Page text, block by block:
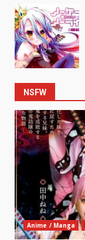
NSFW
Anime / Manga